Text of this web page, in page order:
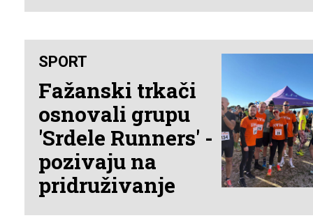
SPORT
Fažanski trkači
osnovali grupu
'Srdele Runners' -
pozivaju na
pridruživanje